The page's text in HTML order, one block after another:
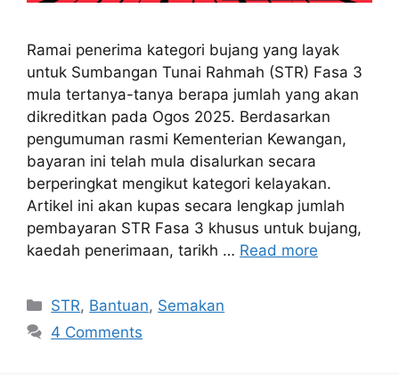
Ramai penerima kategori bujang yang layak
untuk Sumbangan Tunai Rahmah (STR) Fasa 3
mula tertanya-tanya berapa jumlah yang akan
dikreditkan pada Ogos 2025. Berdasarkan
pengumuman rasmi Kementerian Kewangan,
bayaran ini telah mula disalurkan secara
berperingkat mengikut kategori kelayakan.
Artikel ini akan kupas secara lengkap jumlah
pembayaran STR Fasa 3 khusus untuk bujang,
kaedah penerimaan, tarikh … Read more
Categories
STR, Bantuan, Semakan
4 Comments